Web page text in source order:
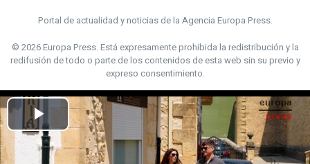
Portal de actualidad y noticias de la Agencia Europa Press.
© 2026 Europa Press.Está expresamente prohibida la redistribución y la
redifusión de todo o parte de los contenidos de esta web sin su previo y
expreso consentimiento.